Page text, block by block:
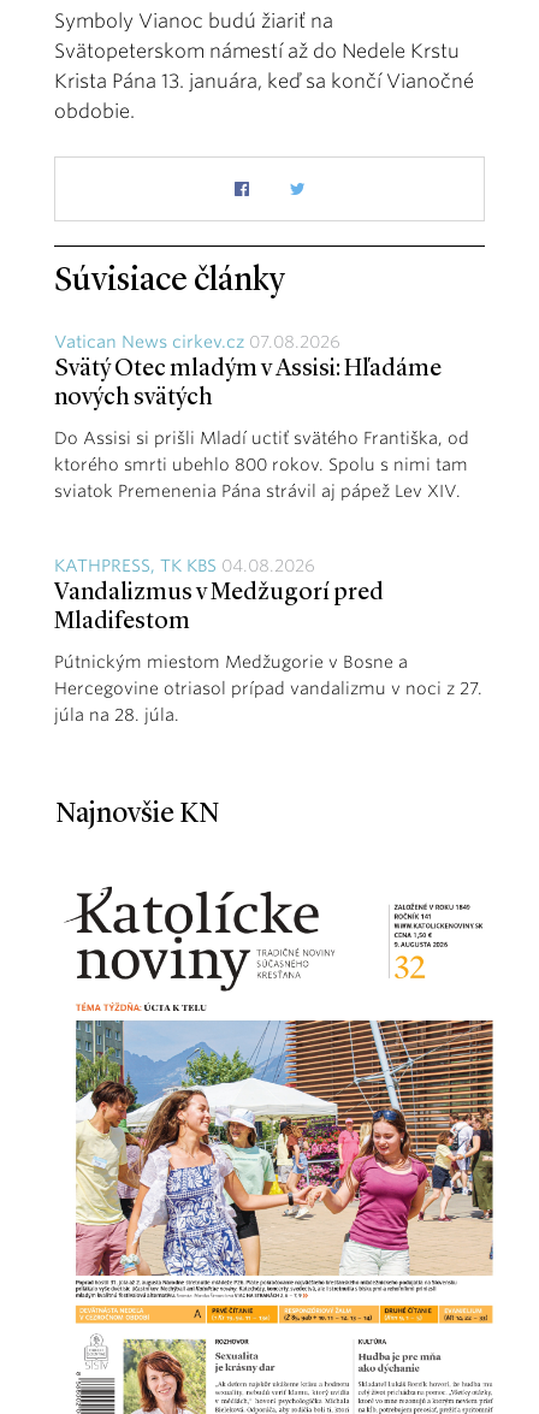
Symboly Vianoc budú žiariť na
Svätopeterskom námestí až do Nedele Krstu
Krista Pána 13. januára, keď sa končí Vianočné
obdobie.
Súvisiace články
Vatican News cirkev.cz 07.08.2026
Svätý Otec mladým v Assisi: Hľadáme
nových svätých
Do Assisi si prišli Mladí uctiť svätého Františka, od
ktorého smrti ubehlo 800 rokov. Spolu s nimi tam
sviatok Premenenia Pána strávil aj pápež Lev XIV.
KATHPRESS, TK KBS 04.08.2026
Vandalizmus v Medžugorí pred
Mladifestom
Pútnickým miestom Medžugorie v Bosne a
Hercegovine otriasol prípad vandalizmu v noci z 27.
júla na 28. júla.
Najnovšie KN